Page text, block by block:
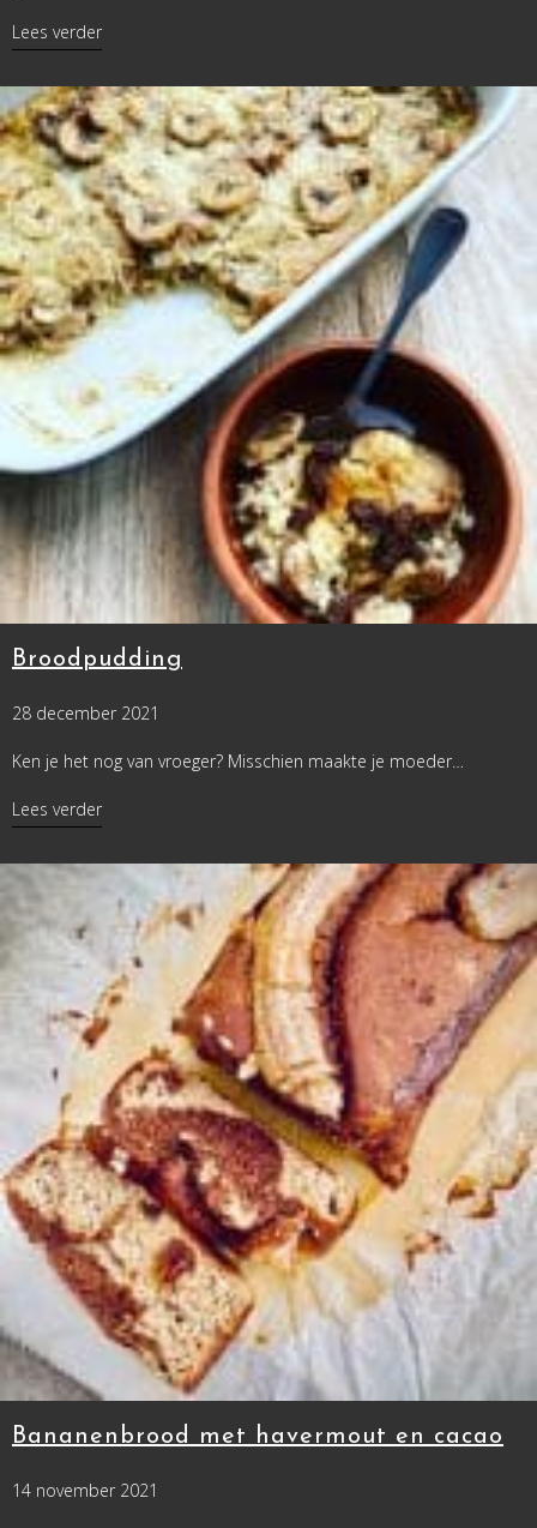
Lees verderabout Bananenbrood met pompoenpuree
Broodpudding
28 december 2021
Ken je het nog van vroeger? Misschien maakte je moeder…
Lees verderabout Broodpudding
Bananenbrood met havermout en cacao
14 november 2021